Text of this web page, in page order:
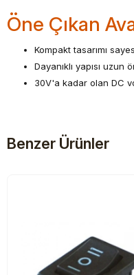
Öne Çıkan
Kompakt tasarımı
Dayanıklı yapısı uzun
30V'a kadar olan DC
Benzer Ürünler